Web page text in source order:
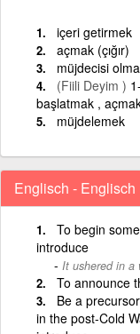
içeri getirmek
açmak (çığır)
müjdecisi
(Fiili Deyim )
başlatmak ,
müjdelemek
Englisch - Englisch
To begin
introduce
It ushered in a
To announce
Be a
in the post-Cold